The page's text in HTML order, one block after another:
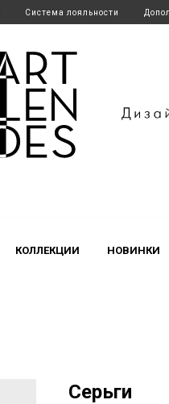
Система лояльности
КОЛЛЕКЦИИ НОВИНКИ
Серьги